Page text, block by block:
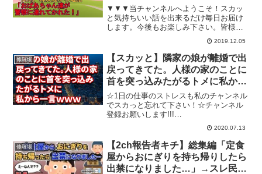
合わない』私『今回は…』すると
式当日にウトメが会場へ凸し…
▼▼▼当チャンネルへようこそ！スカッ
と気持ちいい話を出来るだけ毎日お届け
します。今後もお楽しみ下さい。皆様の
チャンネル登録＆グッドクリックが励み
です！ チャンネル登録はコチラです
⇒【関連動画】※ ※ ※▼▼▼ 番組
について①誤字脱字がある場...
2019.12.05
修羅場
【スカッと】隣家の娘が離婚で出
戻ってきてた。人様の家のことに
首を突っ込みたがるトメに私から
一言ｗｗｗ結果【修羅場な話】
☆1日の仕事のストレスも私のチャンネル
でスカっと忘れて下さい！☆チャンネル
登録お願いします!!!
⇒☆☆☆☆☆☆☆☆☆☆☆☆☆☆☆☆☆
☆☆☆☆☆☆☆☆☆☆☆☆☆今日の修羅
場な話がすかっと大好きな動画！⇒【ス
カッと】隣家の娘が離婚で出戻ってき
て...
2020.07.13
修羅場
【2ch報告者キチ】総集編「定食
屋からおにぎりを持ち帰りしたら
出禁になりました…」→スレ民